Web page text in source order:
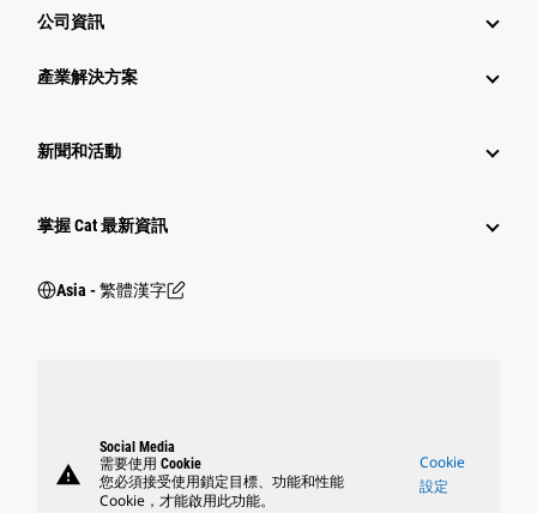
公司資訊
產業解決方案
新聞和活動
掌握 Cat 最新資訊
Asia - 繁體漢字
warning
Social Media
需要使用 Cookie
您必須接受使用鎖定目標、功能和性能
Cookie，才能啟用此功能。
Cookie
設定